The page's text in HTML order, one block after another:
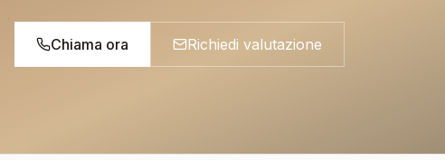
Chiama ora Richiedi valutazione